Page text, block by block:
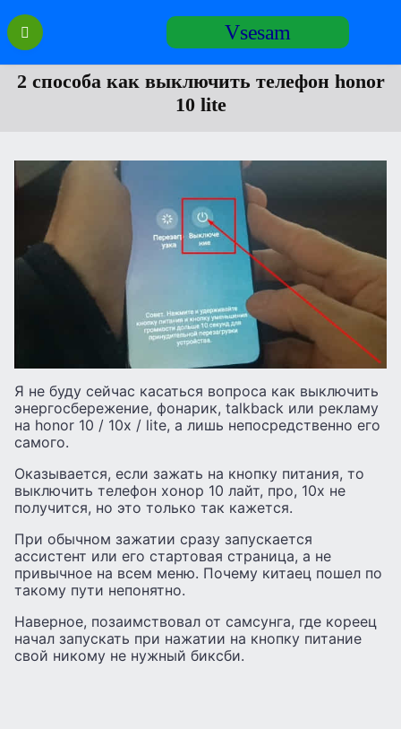
Перейти
содержанию
Vsesam
2 способа как выключить телефон honor
10 lite
Я не буду сейчас касаться вопроса как выключить
энергосбережение, фонарик, talkback или рекламу
на honor 10 / 10x / lite, а лишь непосредственно его
самого.
Оказывается, если зажать на кнопку питания, то
выключить телефон хонор 10 лайт, про, 10x не
получится, но это только так кажется.
При обычном зажатии сразу запускается
ассистент или его стартовая страница, а не
привычное на всем меню. Почему китаец пошел по
такому пути непонятно.
Наверное, позаимствовал от самсунга, где кореец
начал запускать при нажатии на кнопку питание
свой никому не нужный биксби.